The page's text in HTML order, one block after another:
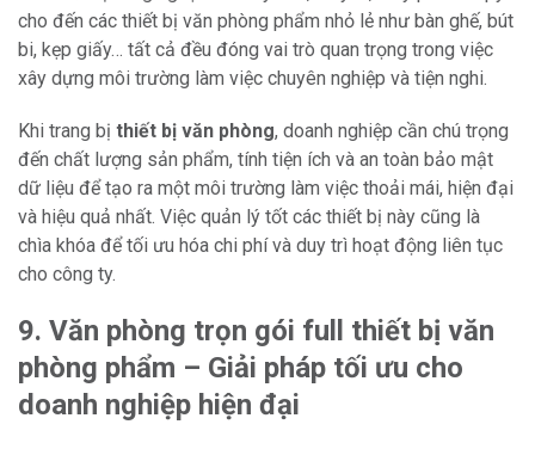
cho đến các thiết bị văn phòng phẩm nhỏ lẻ như bàn ghế, bút
bi, kẹp giấy… tất cả đều đóng vai trò quan trọng trong việc
xây dựng môi trường làm việc chuyên nghiệp và tiện nghi.
Khi trang bị thiết bị văn phòng, doanh nghiệp cần chú trọng
đến chất lượng sản phẩm, tính tiện ích và an toàn bảo mật
dữ liệu để tạo ra một môi trường làm việc thoải mái, hiện đại
và hiệu quả nhất. Việc quản lý tốt các thiết bị này cũng là
chìa khóa để tối ưu hóa chi phí và duy trì hoạt động liên tục
cho công ty.
9. Văn phòng trọn gói full thiết bị văn
phòng phẩm – Giải pháp tối ưu cho
doanh nghiệp hiện đại